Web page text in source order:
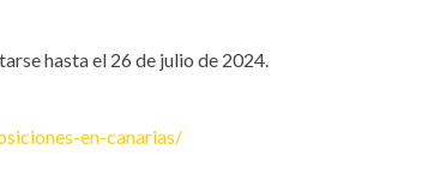
hasta el 26 de julio de 2024.
en-canarias/